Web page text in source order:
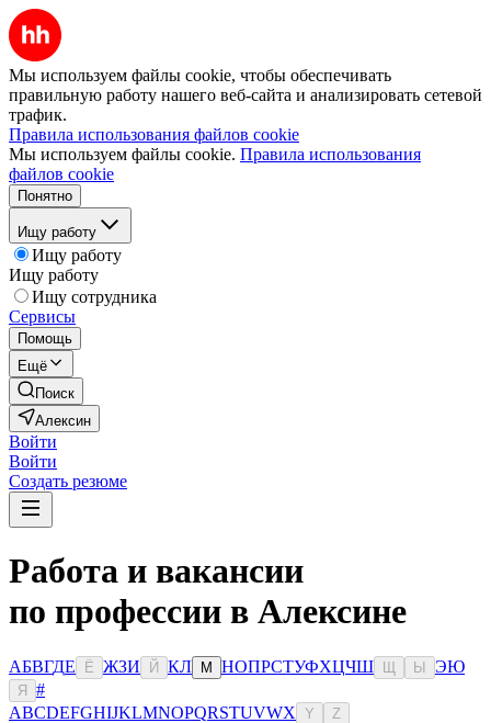
Мы используем файлы cookie, чтобы обеспечивать
правильную работу нашего веб-сайта и анализировать сетевой
трафик.
Правила использования файлов cookie
Мы используем файлы cookie. Правила использования
файлов cookie
Понятно
Ищу работу
Ищу работу
Ищу работу
Ищу сотрудника
Сервисы
Помощь
Ещё
Поиск
Алексин
Войти
Войти
Создать резюме
Работа и вакансии
по профессии в Алексине
АБВГДЕ Ё ЖЗИ Й КЛ М НОПРСТУФХЦЧШ Ы ЭЮ
Я
#
ABCDEFGHIJKLMNOPQRSTUVWX Y Z